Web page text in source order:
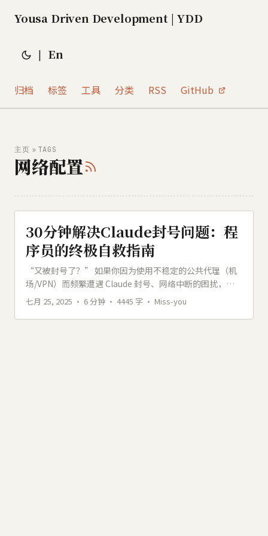
Yousa Driven Development | YDD
| En
归档 标签 工具 分类 RSS GitHub
主页 » TAGS
网络配置
30分钟解决Claude封号问题：程
序员的终极自救指南
“又被封号了？” 如果你因为使用不稳定的公共代理（机
场/VPN）而频繁遭遇 Claude 封号、网络中断的困扰，那
么这份指南将彻底解决你的问题。我们将一步步搭建一套
专属于你的、稳定且干净的网络环境。 ...
七月 25, 2025 · 6 分钟 · 4445 字 · Miss-you